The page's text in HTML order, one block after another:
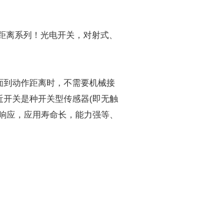
系列！光电开关，对射式、
动作距离时，不需要机械接
关是种开关型传感器(即无触
，应用寿命长，能力强等、